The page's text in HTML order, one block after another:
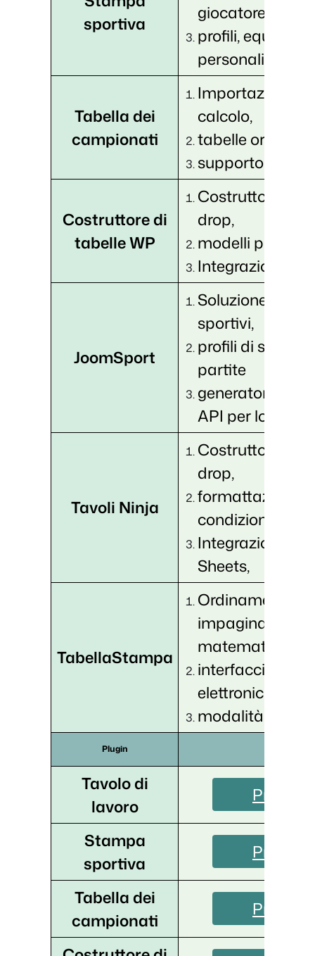
sportiva
giocatore
profili, equazioni
personalizzate,
Tabella dei
campionati
Importazione
calcolo,
tabelle
supporto per le
Costruttore di
tabelle WP
Costruttore
drop,
modelli
Integrazione di
JoomSport
Soluzione
sportivi,
profili di
partite
generatore,
API per lo sport
Tavoli Ninja
Costruttore
drop,
formattazione
condizionale,
Integrazione di
Sheets,
TabellaStampa
Ordinamento,
impaginazione,
matematiche,
interfaccia del
elettronico,
modalità
Plugin
Tavolo di
lavoro
Prova
Stampa
sportiva
Prova
Tabella dei
campionati
Prova